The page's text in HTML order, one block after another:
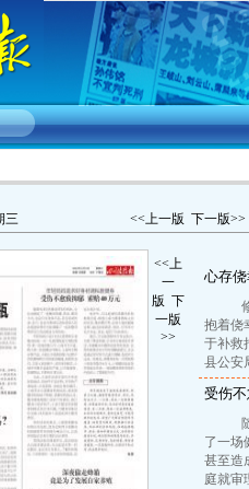
日 星期三 <<上一版 下一版>>
心存
修
抱着侥
于补救
县公安
受伤
随
了一场
甚至造
庭就审
<<上
一
版 下
一版
>>